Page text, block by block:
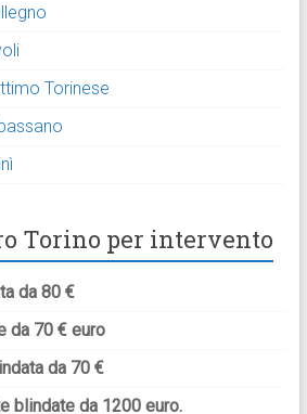
Torinese
Torino per intervento
da 80 €
da 70 € euro
da 70 €
blindate da 1200 euro.